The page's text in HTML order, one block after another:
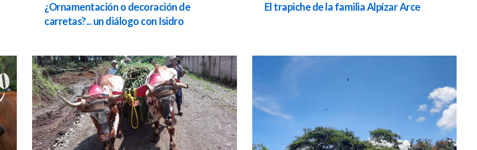
¿Ornamentación o decoración de
carretas?... un diálogo con Isidro
El trapiche de la familia Alpízar Arce